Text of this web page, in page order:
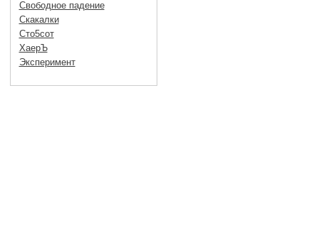
Свободное падение
Скакалки
Сто5сот
ХаерЪ
Эксперимент